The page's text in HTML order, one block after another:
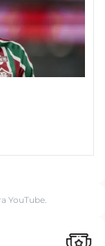
YouTube.